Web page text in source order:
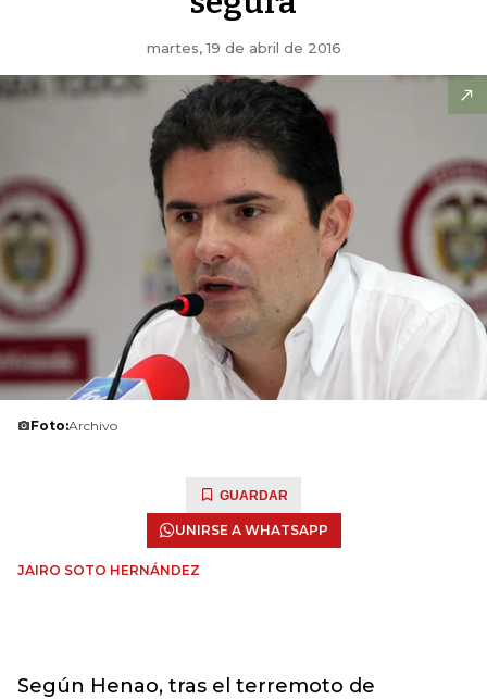
martes, 19 de abril de 2016
Foto:Archivo
GUARDAR
UNIRSE A WHATSAPP
JAIRO SOTO HERNÁNDEZ
Según Henao, tras el terremoto de